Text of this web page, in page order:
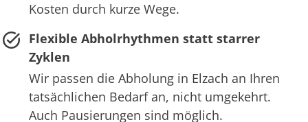
Kosten durch kurze Wege.
Flexible Abholrhythmen statt starrer
Zyklen
Wir passen die Abholung in Elzach an Ihren
tatsächlichen Bedarf an, nicht umgekehrt.
Auch Pausierungen sind möglich.